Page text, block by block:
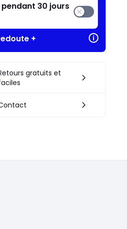
30 jours
+
gratuits et